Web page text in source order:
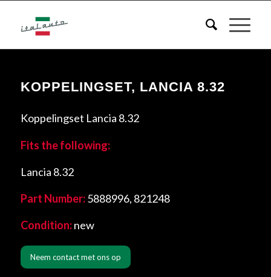
KOPPELINGSET, LANCIA 8.32
Koppelingset Lancia 8.32
Fits the following:
Lancia 8.32
Part Number:5888996, 821248
Condition:new
Neem contact met ons op